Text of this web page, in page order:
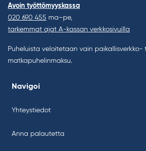
Avoin työttömyyskassa
020 690 455 ma–pe,
tarkemmat ajat A-kassan verkkosivuilla
Puheluista veloitetaan vain paikallisverkko-
matkapuhelinmaksu.
Navigoi
Yhteystiedot
Anna palautetta